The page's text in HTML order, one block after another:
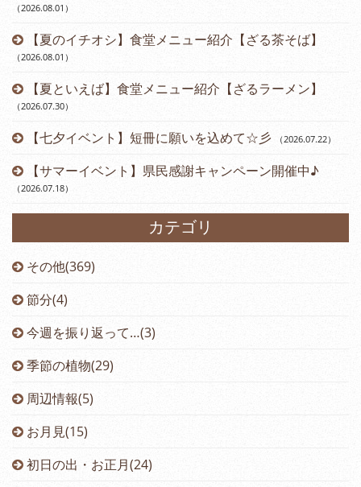
（2026.08.01 ）
【夏のイチオシ】食堂メニュー紹介【ざる茶そば】
（2026.08.01 ）
【夏といえば】食堂メニュー紹介【ざるラーメン】
（2026.07.30）
【七夕イベント】短冊に願いを込めて☆彡 （2026.07.22）
【サマーイベント】県民感謝キャンペーン開催中♪
（2026.07.18）
カテゴリ
その他(369)
節分(4)
今週を振り返って…(3)
季節の植物(29)
周辺情報(5)
お月見(15)
初日の出・お正月(24)